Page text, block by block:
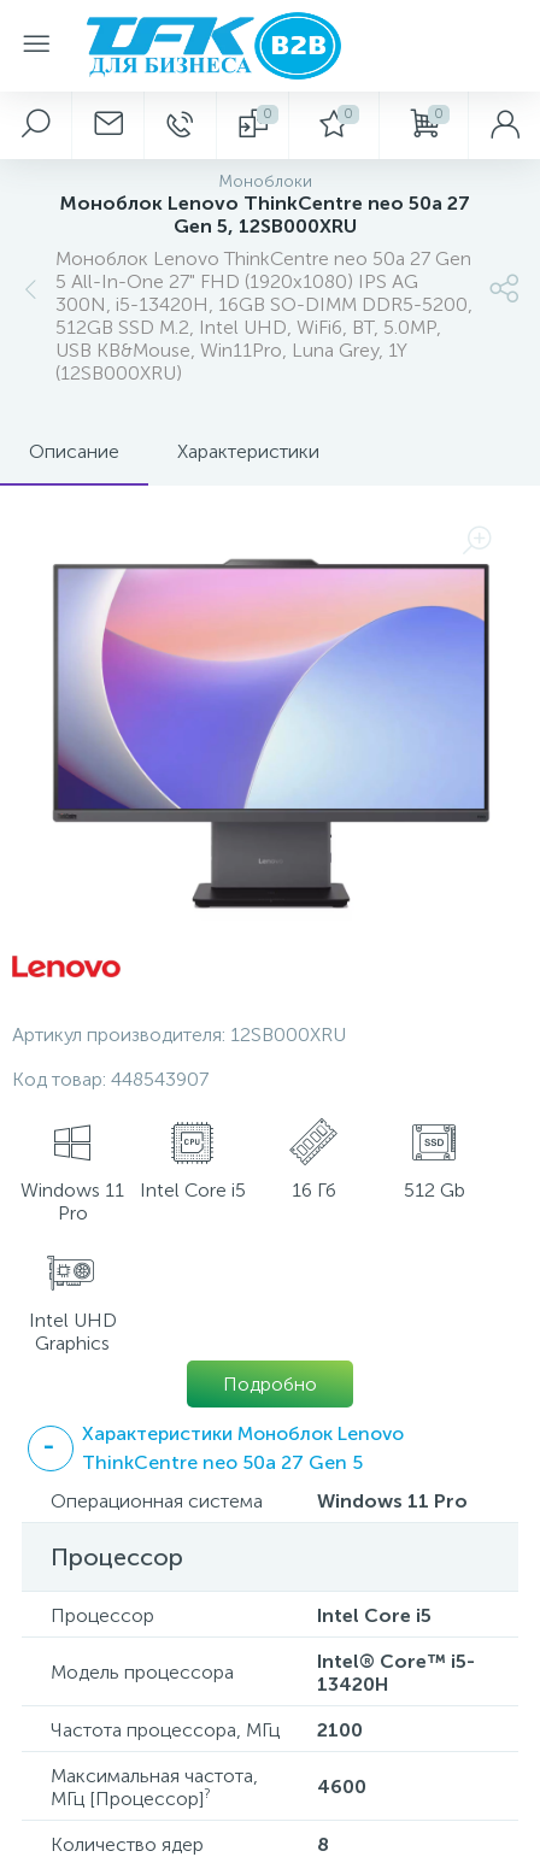
0 0 0
Моноблоки
Моноблок Lenovo ThinkCentre neo 50a 27
Gen 5, 12SB000XRU
Моноблок Lenovo ThinkCentre neo 50a 27 Gen
5 All-In-One 27" FHD (1920x1080) IPS AG
300N, i5-13420H, 16GB SO-DIMM DDR5-5200,
512GB SSD M.2, Intel UHD, WiFi6, BT, 5.0MP,
USB KB&Mouse, Win11Pro, Luna Grey, 1Y
(12SB000XRU)
Описание Характеристики
Артикул производителя: 12SB000XRU
Код товар: 448543907
Windows 11
Pro
Intel Core i5 16 Гб 512 Gb
Intel UHD
Graphics
Подробно
Характеристики Моноблок Lenovo
ThinkCentre neo 50a 27 Gen 5
Операционная система
Windows 11 Pro
Процессор
Процессор Intel Core i5
Модель процессора
Intel® Core™ i5-
13420H
Частота процессора, МГц
2100
Максимальная частота,
МГц [Процессор]? 4600
Количество ядер
8